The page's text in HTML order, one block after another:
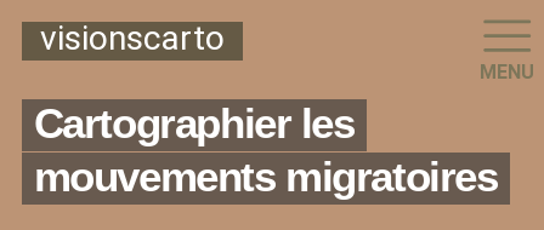
visionscarto
MENU
Cartographier les
mouvements migratoires